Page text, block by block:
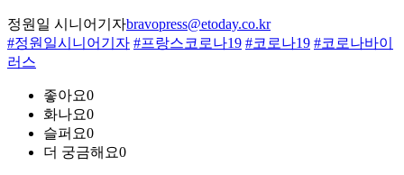
정원일 시니어기자bravopress@etoday.co.kr
#정원일시니어기자 #프랑스코로나19 #코로나19 #코로나바이
러스
좋아요0
화나요0
슬퍼요0
더 궁금해요0